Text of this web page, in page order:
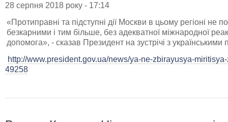
28 серпня 2018 року - 17:14
«Протиправні та підступні дії Москви в цьому регіоні не
безкарними і тим більше, без адекватної міжнародної
допомога», - сказав Президент на зустрічі з українськими
http://www.president.gov.ua/news/ya-ne-zbirayusya-
49258